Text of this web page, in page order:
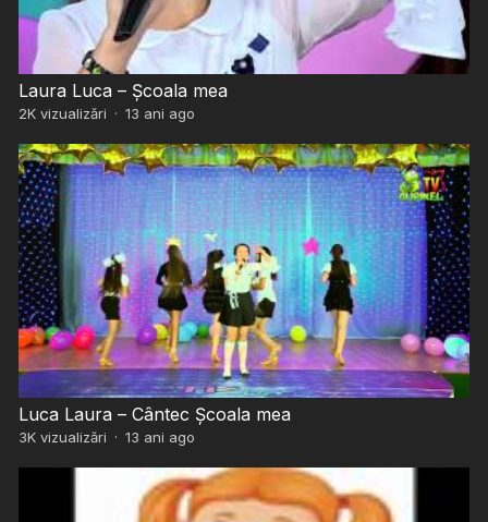
Laura Luca – Școala mea
2Kvizualizări · 13 ani ago
Luca Laura – Cântec Școala mea
3Kvizualizări · 13 ani ago